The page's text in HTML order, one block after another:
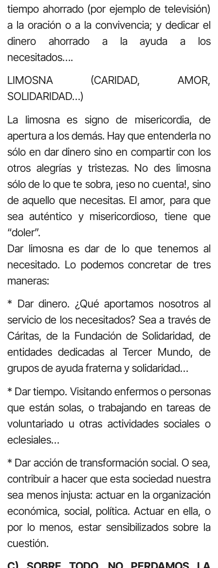
tiempo ahorrado (por ejemplo de televisión)
a la oración o a la convivencia; y dedicar el
dinero ahorrado a la ayuda a los
necesitados….
LIMOSNA (CARIDAD, AMOR,
SOLIDARIDAD…)
La limosna es signo de misericordia, de
apertura a los demás. Hay que entenderla no
sólo en dar dinero sino en compartir con los
otros alegrías y tristezas. No des limosna
sólo de lo que te sobra, ¡eso no cuenta!, sino
de aquello que necesitas. El amor, para que
sea auténtico y misericordioso, tiene que
“doler”.
Dar limosna es dar de lo que tenemos al
necesitado. Lo podemos concretar de tres
maneras:
* Dar dinero. ¿Qué aportamos nosotros al
servicio de los necesitados? Sea a través de
Cáritas, de la Fundación de Solidaridad, de
entidades dedicadas al Tercer Mundo, de
grupos de ayuda fraterna y solidaridad…
* Dar tiempo. Visitando enfermos o personas
que están solas, o trabajando en tareas de
voluntariado u otras actividades sociales o
eclesiales…
* Dar acción de transformación social. O sea,
contribuir a hacer que esta sociedad nuestra
sea menos injusta: actuar en la organización
económica, social, política. Actuar en ella, o
por lo menos, estar sensibilizados sobre la
cuestión.